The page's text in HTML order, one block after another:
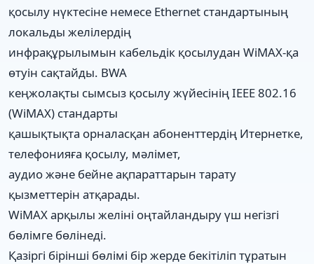
қосылу нүктесіне немесе Ethernet стандартының
локальды желілердің
инфрақұрылымын кабельдік қосылудан WiMAX-қа
өтуін сақтайды. BWA
кеңжолақты сымсыз қосылу жүйесінің IEEE 802.16
(WiMAX) стандарты
қашықтықта орналасқан абоненттердің Итернетке,
телефонияға қосылу, мәлімет,
аудио және бейне ақпараттарын тарату
қызметтерін атқарады.
WiMAX арқылы желіні оңтайландыру үш негізгі
бөлімге бөлінеді.
Қазіргі бірінші бөлімі бір жерде бекітіліп тұратын